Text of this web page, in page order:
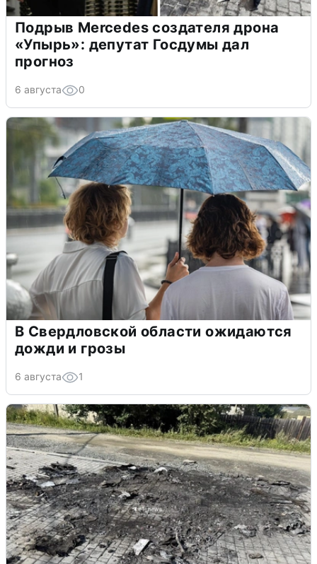
Подрыв Mercedes создателя дрона
«Упырь»: депутат Госдумы дал
прогноз
6 августа 0
В Свердловской области ожидаются
дожди и грозы
6 августа 1